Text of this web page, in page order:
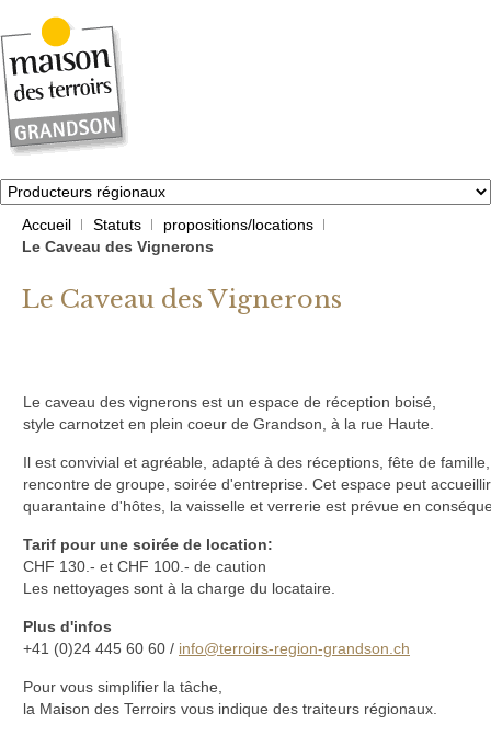
Accueil Statuts
propositions/locations
Le Caveau des Vignerons
Le Caveau des Vignerons
Le caveau des vignerons est un espace de réception boisé,
style carnotzet en plein coeur de Grandson, à la rue Haute.
Il est convivial et agréable, adapté à des réceptions, fête de famille,
rencontre de groupe, soirée d'entreprise. Cet espace peut
quarantaine d'hôtes, la vaisselle et verrerie est prévue en
Tarif pour une soirée de location:
CHF 130.- et CHF 100.- de caution
Les nettoyages sont à la charge du locataire.
Plus d'infos
+41 (0)24 445 60 60 / info@terroirs-region-grandson.ch
Pour vous simplifier la tâche,
la Maison des Terroirs vous indique des traiteurs régionaux.